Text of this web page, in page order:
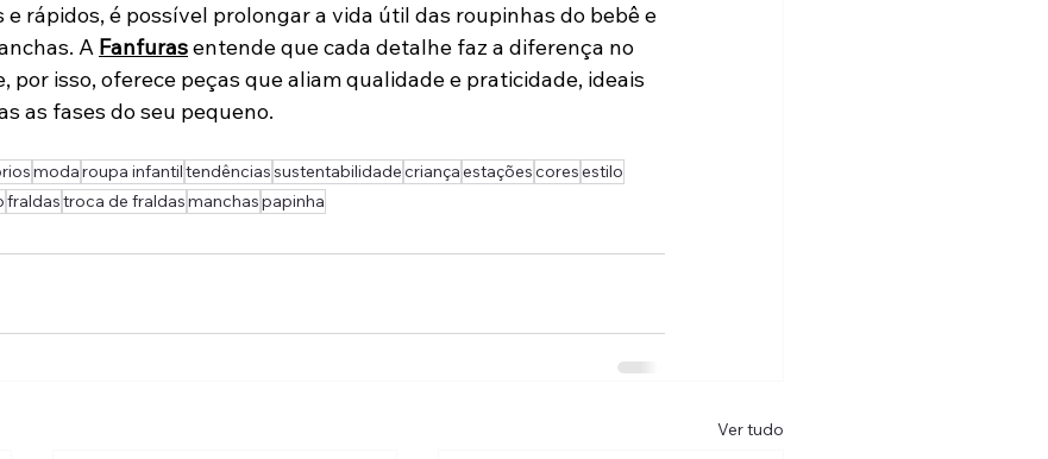
e rápidos, é possível prolongar a vida útil das roupinhas do bebê e
A Fanfuras entende que cada detalhe faz a diferença no
por isso, oferece peças que aliam qualidade e praticidade, ideais
as fases do seu pequeno.
modaroupa infantiltendênciassustentabilidadecriançaestaçõescoresestilo
fraldastroca de fraldasmanchaspapinha
Ver tudo